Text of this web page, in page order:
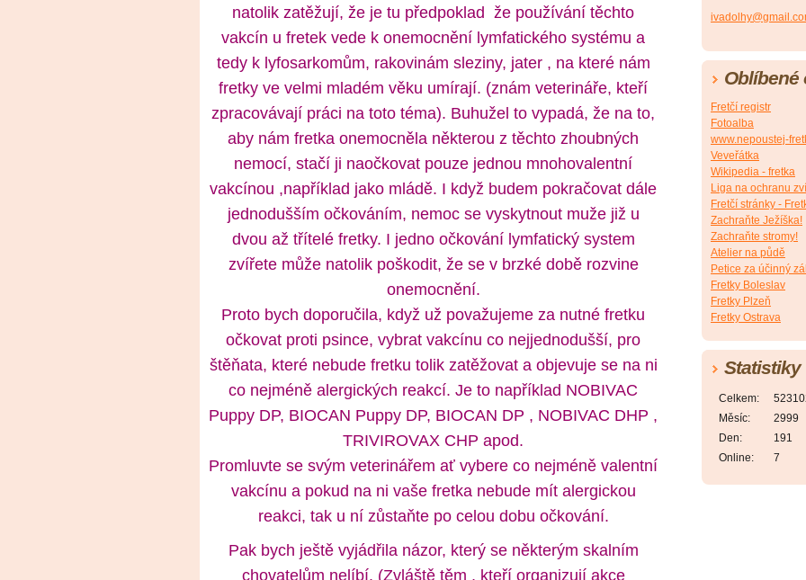
natolik zatěžují, že je tu předpoklad že používání těchto
vakcín u fretek vede k onemocnění lymfatického systému a
tedy k lyfosarkomům, rakovinám sleziny, jater , na které nám
fretky ve velmi mladém věku umírají. (znám veterináře, kteří
zpracovávají práci na toto téma). Buhužel to vypadá, že na to,
aby nám fretka onemocněla některou z těchto zhoubných
nemocí, stačí ji naočkovat pouze jednou mnohovalentní
vakcínou ,například jako mládě. I když budem pokračovat dále
jednodušším očkováním, nemoc se vyskytnout muže již u
dvou až třítelé fretky. I jedno očkování lymfatický system
zvířete může natolik poškodit, že se v brzké době rozvine
onemocnění.
Proto bych doporučila, když už považujeme za nutné fretku
očkovat proti psince, vybrat vakcínu co nejjednodušší, pro
štěňata, které nebude fretku tolik zatěžovat a objevuje se na ni
co nejméně alergických reakcí. Je to například NOBIVAC
Puppy DP, BIOCAN Puppy DP, BIOCAN DP , NOBIVAC DHP ,
TRIVIROVAX CHP apod.
Promluvte se svým veterinářem ať vybere co nejméně valentní
vakcínu a pokud na ni vaše fretka nebude mít alergickou
reakci, tak u ní zůstaňte po celou dobu očkování.
Pak bych ještě vyjádřila názor, který se některým skalním
chovatelům nelíbí. (Zvláště těm , kteří organizují akce
Oblíbené
Fretčí registr
Fotoalba
www.nepoustej-
Veveřátka
Wikipedia - fretka
Liga na ochranu
Fretčí stránky -
Zachraňte Ježíška!
Zachraňte stromy!
Atelier na půdě
Petice za účinný
Fretky Boleslav
Fretky Plzeň
Fretky Ostrava
Statistiky
Online: 7
Celkem:
Měsíc:
2999
Den:
191